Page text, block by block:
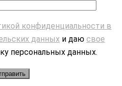
конфиденциальности в
данных и даю свое
персональных данных.